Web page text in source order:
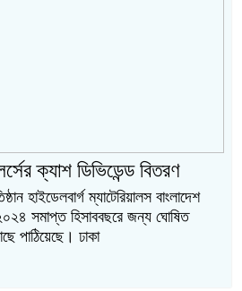
ক্যাশ ডিভিডেন্ড বিতরণ
হাইডেলবার্গ ম্যাটেরিয়ালস বাংলাদেশ
সমাপ্ত হিসাববছরে জন্য ঘোষিত
পাঠিয়েছে। ঢাকা